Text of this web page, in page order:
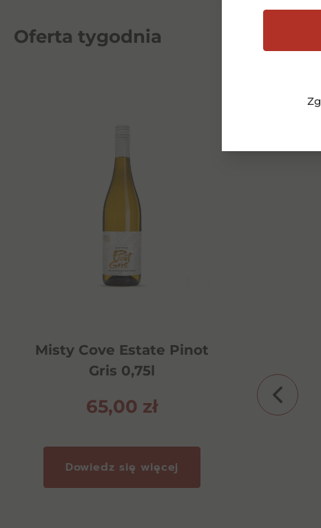
Oferta tygodnia
Misty Cove Estate Pinot
Gris 0,75l
65,00 zł
Dowiedz się więcej
sprawiają,
estetykę.
Tequila Cabo Maya Reposado
38% 0,7l